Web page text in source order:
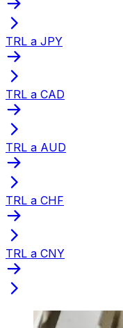
TRL a JPY
TRL a CAD
TRL a AUD
TRL a CHF
TRL a CNY